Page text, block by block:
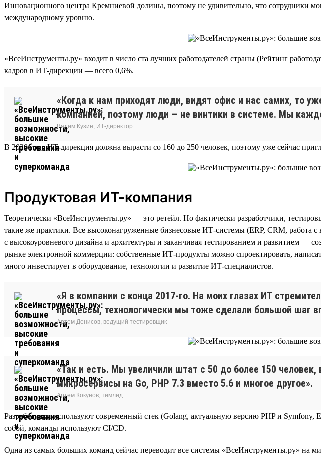
Инновационного центра Кремниевой долины, поэтому не удивительно, что сотрудники
международному уровню.
«ВсеИнструменты.ру» входит в число ста лучших работодателей страны (Рейтинг
кадров в ИТ-дирекции — всего 0,6%.
«Когда к нам приходят люди, видят офис и нас самих, то
компанией, поэтому люди — не винтики в системе. Мы
Вадим Кузин, ИТ-директор
В 2020 году ИТ-дирекция должна вырасти со 160 до 250 человек, поэтому уже сейчас
Продуктовая ИТ-компания
Теоретически «ВсеИнструменты.ру» — это ретейл. Но фактически разработчики,
такие же практики. Все высоконагруженные бизнесовые ИТ-системы (ERP, CRM, работа
с высокоуровневого дизайна и архитектуры и заканчивая тестированием и развитием
рынке электронной коммерции: собственные ИТ-продукты можно спроектировать,
много инвестирует в оборудование, технологии и развитие ИТ-специалистов.
«Я в компании с конца 2017-го. На моих глазах ИТ
процессы, технологически мы тоже сделали большой шаг
Артем Денисов, ведущий тестировщик
«Так и есть. Мы увеличили штат с 50 до более 150
микросервисы на Go, PHP 7.3 вместо 5.6 и многое другое».
Артем Кокунов, тимлид
Разработчики используют современный стек (Golang, актуальную версию PHP и
собой, команды используют CI/CD.
Одна из самых больших команд сейчас переводит все системы «ВсеИнструменты.ру» на